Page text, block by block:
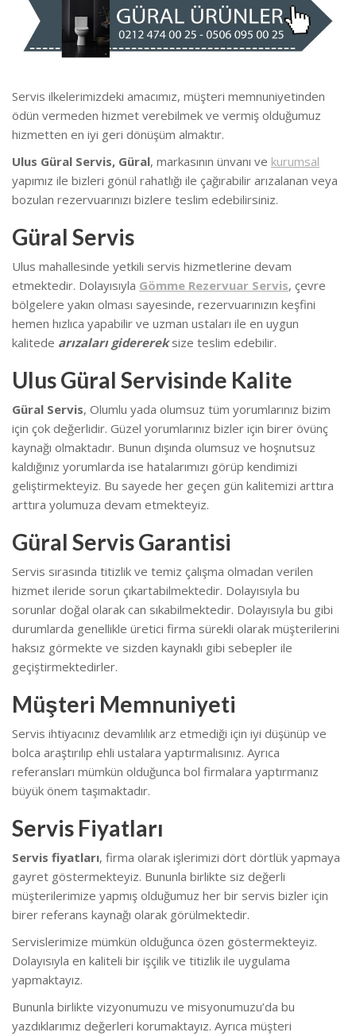
Servis ilkelerimizdeki amacımız, müşteri memnuniyetinden
ödün vermeden hizmet verebilmek ve vermiş olduğumuz
hizmetten en iyi geri dönüşüm almaktır.
Ulus Güral Servis, Güral, markasının ünvanı ve kurumsal
yapımız ile bizleri gönül rahatlığı ile çağırabilir arızalanan veya
bozulan rezervuarınızı bizlere teslim edebilirsiniz.
Güral Servis
Ulus mahallesinde yetkili servis hizmetlerine devam
etmektedir. Dolayısıyla Gömme Rezervuar Servis, çevre
bölgelere yakın olması sayesinde, rezervuarınızın keşfini
hemen hızlıca yapabilir ve uzman ustaları ile en uygun
kalitede arızaları giderereksize teslim edebilir.
Ulus Güral Servisinde Kalite
Güral Servis, Olumlu yada olumsuz tüm yorumlarınız bizim
için çok değerlidir. Güzel yorumlarınız bizler için birer övünç
kaynağı olmaktadır. Bunun dışında olumsuz ve hoşnutsuz
kaldığınız yorumlarda ise hatalarımızı görüp kendimizi
geliştirmekteyiz. Bu sayede her geçen gün kalitemizi arttıra
arttıra yolumuza devam etmekteyiz.
Güral Servis Garantisi
Servis sırasında titizlik ve temiz çalışma olmadan verilen
hizmet ileride sorun çıkartabilmektedir. Dolayısıyla bu
sorunlar doğal olarak can sıkabilmektedir. Dolayısıyla bu gibi
durumlarda genellikle üretici firma sürekli olarak müşterilerini
haksız görmekte ve sizden kaynaklı gibi sebepler ile
geçiştirmektedirler.
Müşteri Memnuniyeti
Servis ihtiyacınız devamlılık arz etmediği için iyi düşünüp ve
bolca araştırılıp ehli ustalara yaptırmalısınız. Ayrıca
referansları mümkün olduğunca bol firmalara yaptırmanız
büyük önem taşımaktadır.
Servis Fiyatları
Servis fiyatları, firma olarak işlerimizi dört dörtlük yapmaya
gayret göstermekteyiz. Bununla birlikte siz değerli
müşterilerimize yapmış olduğumuz her bir servis bizler için
birer referans kaynağı olarak görülmektedir.
Servislerimize mümkün olduğunca özen göstermekteyiz.
Dolayısıyla en kaliteli bir işçilik ve titizlik ile uygulama
yapmaktayız.
Bununla birlikte vizyonumuzu ve misyonumuzu’da bu
yazdıklarımız değerleri korumaktayız. Ayrıca müşteri